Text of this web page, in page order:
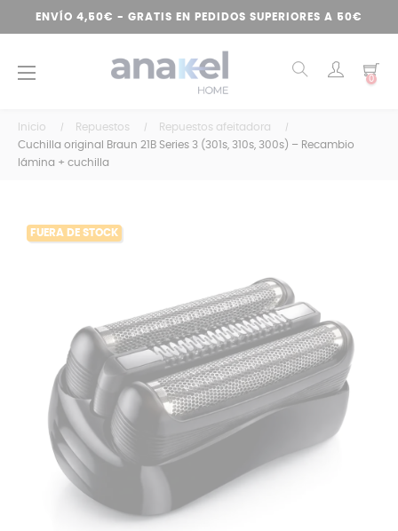
ENVÍO 4,50€ - GRATIS EN PEDIDOS SUPERIORES A 50€
Navegación
☰ 0
Inicio Repuestos
Repuestos afeitadora
Cuchilla original Braun 21B Series 3 (301s, 310s, 300s) – Recambio
lámina + cuchilla
FUERA DE STOCK